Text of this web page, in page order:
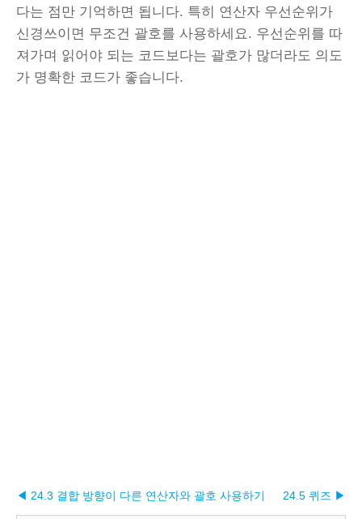
다는 점만 기억하면 됩니다. 특히 연산자 우선순위가
신경쓰이면 무조건 괄호를 사용하세요. 우선순위를 따
져가며 읽어야 되는 코드보다는 괄호가 많더라도 의도
가 명확한 코드가 좋습니다.
◀ 24.3 결합 방향이 다른 연산자와 괄호 사용하기 24.5 퀴즈 ▶︎